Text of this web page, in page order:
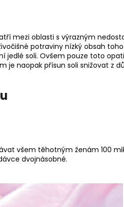
mezi oblasti s výrazným
potraviny nízký obsah
jedlé soli. Ovšem pouze toto
naopak přísun soli snižovat z
všem těhotným ženám 100
dvojnásobné.